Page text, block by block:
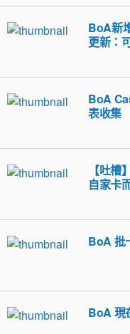
BoA新
更新：
BoA
表收集
【吐
自家卡
BoA 批
BoA 現